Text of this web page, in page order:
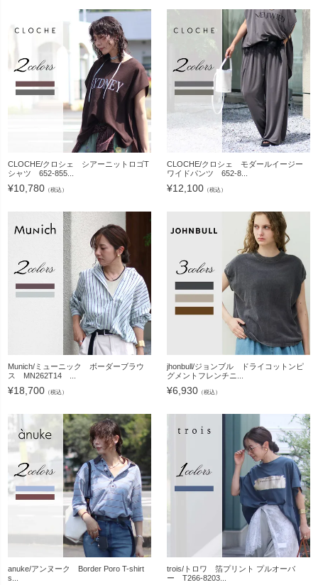
CLOCHE/クロシェ シアーニットロゴT
シャツ 652-855...
¥10,780 （税込）
CLOCHE/クロシェ モダールイージー
ワイドパンツ 652-8...
¥12,100 （税込）
Munich/ミューニック ボーダーブラウ
ス MN262T14 ...
¥18,700 （税込）
jhonbull/ジョンブル ドライコットンピ
グメントフレンチニ...
¥6,930 （税込）
anuke/アンヌーク Border Poro T-shirt
s...
trois/トロワ 箔プリント プルオーバ
ー T266-8203...